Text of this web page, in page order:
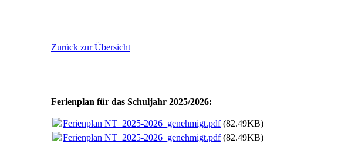
Zurück zur Übersicht
Ferienplan für das Schuljahr 2025/2026:
Ferienplan NT_2025-2026_genehmigt.pdf(82.49KB)
Ferienplan NT_2025-2026_genehmigt.pdf(82.49KB)